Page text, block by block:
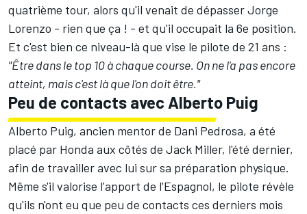
quatrième tour, alors qu'il venait de dépasserJorge
Lorenzo - rien que ça ! - et qu'il occupait la 6e position.
Et c'est bien ce niveau-là que vise le pilote de 21 ans :
"Être dans le top 10 à chaque course. On ne l'a pas encore
atteint, mais c'est là que l'on doit être."
Peu de contacts avec Alberto Puig
Alberto Puig, ancien mentor de Dani Pedrosa, a été
placé par Honda aux côtés de Jack Miller, l'été dernier,
afin de travailler avec lui sur sa préparation physique.
Même s'il valorise l'apport de l'Espagnol, le pilote révèle
qu'ils n'ont eu que peu de contacts ces derniers mois